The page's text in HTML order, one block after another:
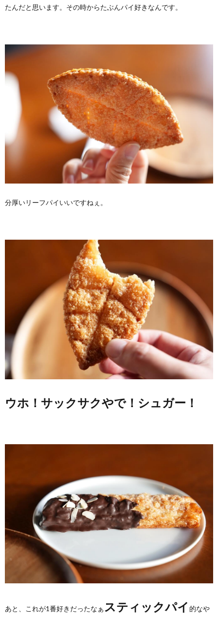
たんだと思います。その時からたぶんパイ好きなんです。
分厚いリーフパイいいですねぇ。
ウホ！サックサクやで！シュガー！
あと、これが1番好きだったなぁスティックパイ 的なや